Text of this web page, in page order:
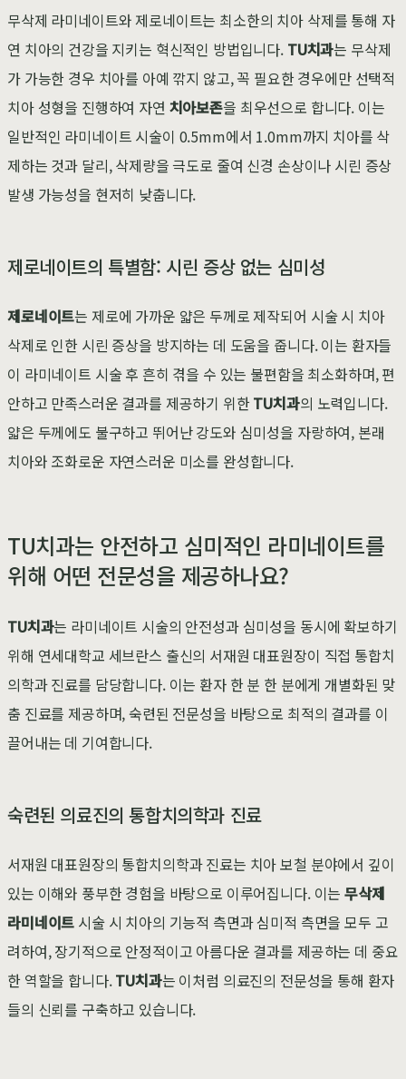
무삭제 라미네이트와 제로네이트는 최소한의 치아 삭제를 통해 자
연 치아의 건강을 지키는 혁신적인 방법입니다. TU치과는 무삭제
가 가능한 경우 치아를 아예 깎지 않고, 꼭 필요한 경우에만 선택적
치아 성형을 진행하여 자연 치아보존을 최우선으로 합니다. 이는
일반적인 라미네이트 시술이 0.5mm에서 1.0mm까지 치아를 삭
제하는 것과 달리, 삭제량을 극도로 줄여 신경 손상이나 시린 증상
발생 가능성을 현저히 낮춥니다.
제로네이트의 특별함: 시린 증상 없는 심미성
제로네이트는 제로에 가까운 얇은 두께로 제작되어 시술 시 치아
삭제로 인한 시린 증상을 방지하는 데 도움을 줍니다. 이는 환자들
이 라미네이트 시술 후 흔히 겪을 수 있는 불편함을 최소화하며, 편
안하고 만족스러운 결과를 제공하기 위한TU치과의 노력입니다.
얇은 두께에도 불구하고 뛰어난 강도와 심미성을 자랑하여, 본래
치아와 조화로운 자연스러운 미소를 완성합니다.
TU치과는 안전하고 심미적인 라미네이트를
위해 어떤 전문성을 제공하나요?
TU치과는 라미네이트 시술의 안전성과 심미성을 동시에 확보하기
위해 연세대학교 세브란스 출신의 서재원 대표원장이 직접 통합치
의학과 진료를 담당합니다. 이는 환자 한 분 한 분에게 개별화된 맞
춤 진료를 제공하며, 숙련된 전문성을 바탕으로 최적의 결과를 이
끌어내는 데 기여합니다.
숙련된 의료진의 통합치의학과 진료
서재원 대표원장의 통합치의학과 진료는 치아 보철 분야에서 깊이
있는 이해와 풍부한 경험을 바탕으로 이루어집니다. 이는무삭제
라미네이트 시술 시 치아의 기능적 측면과 심미적 측면을 모두 고
려하여, 장기적으로 안정적이고 아름다운 결과를 제공하는 데 중요
한 역할을 합니다.TU치과는 이처럼 의료진의 전문성을 통해 환자
들의 신뢰를 구축하고 있습니다.